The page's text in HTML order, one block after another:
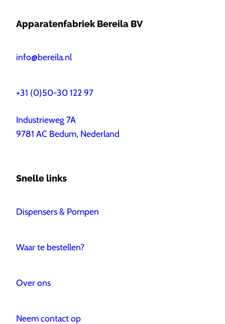
Apparatenfabriek Bereila BV
info@bereila.nl
+31 (0)50-30 122 97
Industrieweg 7A
9781 AC Bedum, Nederland
Snelle links
Dispensers & Pompen
Waar te bestellen?
Over ons
Neem contact op